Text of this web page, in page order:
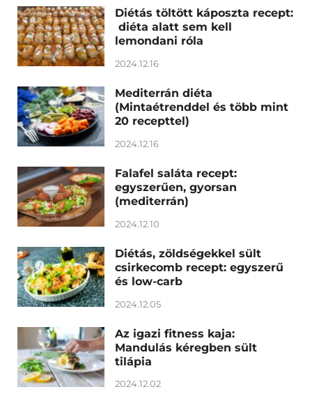
Diétás töltött káposzta recept:
diéta alatt sem kell
lemondani róla
2024.12.16
Mediterrán diéta
(Mintaétrenddel és több mint
20 recepttel)
2024.12.16
Falafel saláta recept:
egyszerűen, gyorsan
(mediterrán)
2024.12.10
Diétás, zöldségekkel sült
csirkecomb recept: egyszerű
és low-carb
2024.12.05
Az igazi fitness kaja:
Mandulás kéregben sült
tilápia
2024.12.02